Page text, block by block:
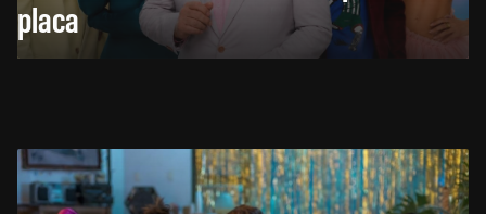
placa